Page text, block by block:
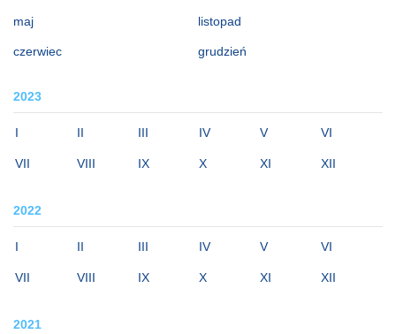
maj
czerwiec
listopad
grudzień
2023
I II III IV V VI
VII VIII IX X XI XII
2022
I II III IV V VI
VII VIII IX X XI XII
2021